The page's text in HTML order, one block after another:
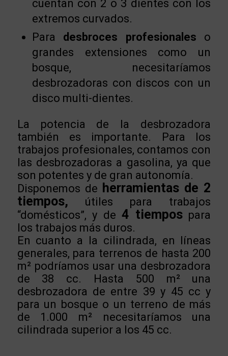
cuentan con 2 o 3 dientes con los
extremos curvados.
Para desbroces profesionales o
grandes extensiones como un
bosque, necesitaríamos
desbrozadoras con discos con un
disco multi-dientes.
La potencia de la desbrozadora
también es importante. Para los
trabajos profesionales, contamos con
las desbrozadoras a gasolina, ya que
son potentes y de gran autonomía.
Disponemos de herramientas de 2
tiempos, útiles para trabajos
“domésticos”, y de4 tiempospara
los trabajos más duros.
En cuanto a la cilindrada, en líneas
generales, para terrenos de hasta 200
m² podríamos usar una desbrozadora
de 38 cc. Hasta 500 m² una
desbrozadora de entre 39 y 45 cc y
para un bosque o un terreno de más
de 1.000 m² necesitaríamos una
cilindrada superior a los 45 cc.